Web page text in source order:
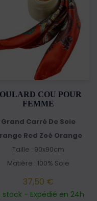
COU POUR
FEMME
Grand Carré De Soie
Red Zoé Orange
Taille : 90x90cm
Matière : 100% Soie
37,50 €
stock - Expédié en 24h